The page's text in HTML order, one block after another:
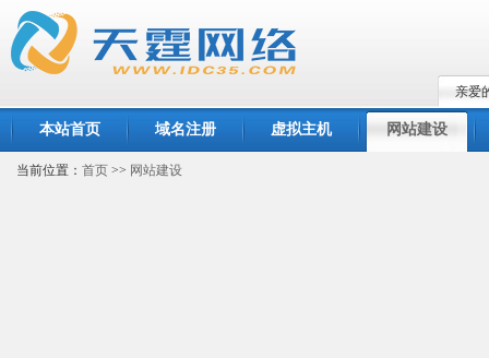
亲爱
本站首页 域名注册 虚拟主机 网站建设
当前位置： 首页 >> 网站建设